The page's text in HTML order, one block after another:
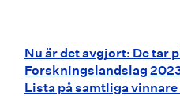
Nu är det avgjort: De tar
Forskningslandslag
Lista på samtliga